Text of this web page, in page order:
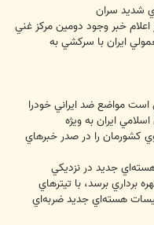
شديد سران
اعلام خبر وجود دومين مركز غني
ايران با سركشي به
است مواضع ضد ايراني خودرا
ايران به ويژه
را در صدر خبرهاي
جديد در نزديكي
18 ماه ديگر به بهره برداري برسد، با تيترهاي
هسته‌اي جديد ضربه‌اي